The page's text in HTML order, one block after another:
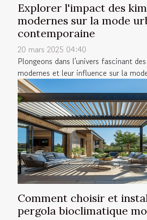
Explorer l'impact des
modernes sur la mode
contemporaine
20 mars 2025 04:40
Plongeons dans l'univers fascinant
modernes et leur influence sur la
Comment choisir et
pergola bioclimatique